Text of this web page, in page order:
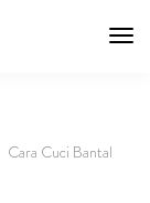
Cara Cuci Bantal